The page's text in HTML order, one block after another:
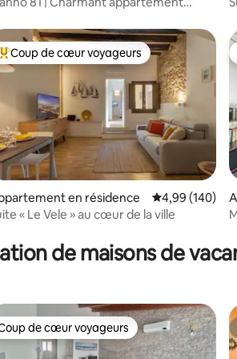
sur la base de 158 commentaires :
Coups de cœur voyageurs les plus appréciés
Coup de cœur voyageurs
en résidence Évaluation
4,99 (140)
Suite « Le Vele » au cœur de la ville
de maisons de
de cœur voyageurs
de cœur voyageurs